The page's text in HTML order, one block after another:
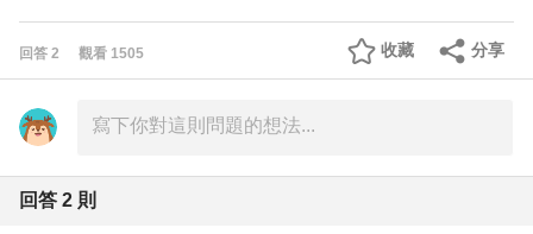
回答 2 觀看 1505 分享
收藏
回答 2 則